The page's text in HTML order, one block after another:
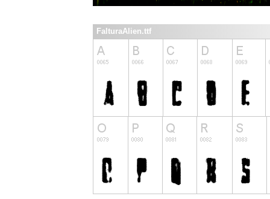
FalturaAlien.ttf